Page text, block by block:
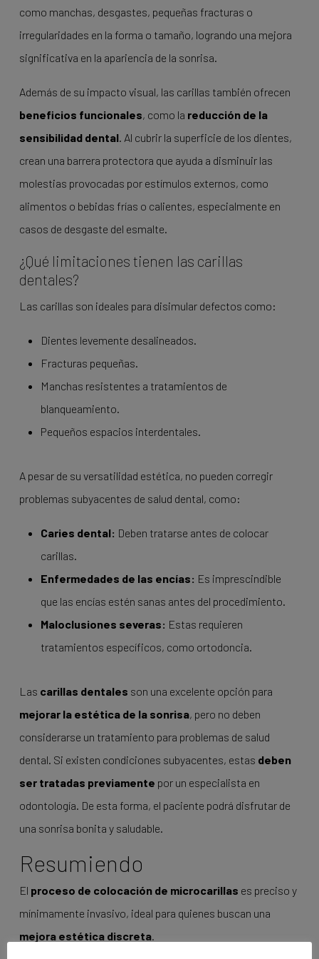
como manchas, desgastes, pequeñas fracturas o
irregularidades en la forma o tamaño, logrando una mejora
significativa en la apariencia de la sonrisa.
Además de su impacto visual, las carillas también ofrecen
beneficios funcionales, como la reducción de la
sensibilidad dental. Al cubrir la superficie de los dientes,
crean una barrera protectora que ayuda a disminuir las
molestias provocadas por estímulos externos, como
alimentos o bebidas frías o calientes, especialmente en
casos de desgaste del esmalte.
¿Qué limitaciones tienen las carillas
dentales?
Las carillas son ideales para disimular defectos como:
Dientes levemente desalineados.
Fracturas pequeñas.
Manchas resistentes a tratamientos de
blanqueamiento.
Pequeños espacios interdentales.
A pesar de su versatilidad estética, no pueden corregir
problemas subyacentes de salud dental, como:
Caries dental: Deben tratarse antes de colocar
carillas.
Enfermedades de las encías: Es imprescindible
que las encías estén sanas antes del procedimiento.
Maloclusiones severas: Estas requieren
tratamientos específicos, como ortodoncia.
Las carillas dentales son una excelente opción para
mejorar la estética de la sonrisa, pero no deben
considerarse un tratamiento para problemas de salud
dental. Si existen condiciones subyacentes, estas deben
ser tratadas previamente por un especialista en
odontología. De esta forma, el paciente podrá disfrutar de
una sonrisa bonita y saludable.
Resumiendo
El proceso de colocación de microcarillas es preciso y
mínimamente invasivo, ideal para quienes buscan una
mejora estética discreta.